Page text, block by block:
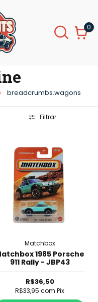
0
breadcrumbs.wagons
Filtrar
Matchbox
1985 Porsche
911 Rally - JBP43
R$36,50
R$33,95com Pix